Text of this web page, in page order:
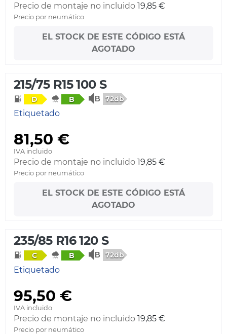
Precio de montaje no incluido 19,85 €
Precio por neumático
EL STOCK DE ESTE CÓDIGO ESTÁ
AGOTADO
215/75 R15 100 S
D B 72db
Etiquetado
81,50 €
IVA incluido
Precio de montaje no incluido 19,85 €
Precio por neumático
EL STOCK DE ESTE CÓDIGO ESTÁ
AGOTADO
235/85 R16 120 S
C B 72db
Etiquetado
95,50 €
IVA incluido
Precio de montaje no incluido 19,85 €
Precio por neumático